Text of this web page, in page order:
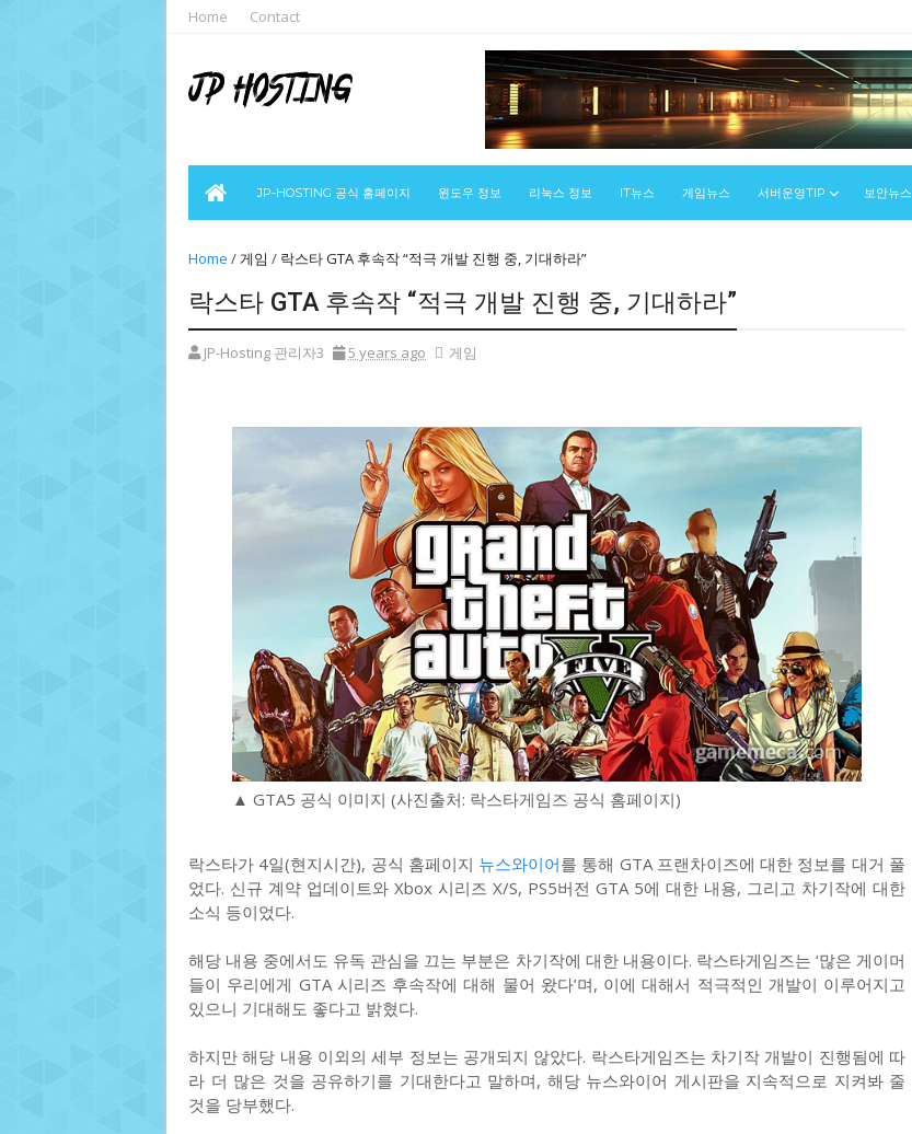
Home Contact
JP-HOSTING 공식 홈페이지 윈도우 정보 리눅스 정보 IT뉴스 게임뉴스 서버운영TIP 보안뉴스
Home /게임 / 락스타 GTA 후속작 “적극 개발 진행 중, 기대하라”
락스타 GTA 후속작 “적극 개발 진행 중, 기대하라”
JP-Hosting 관리자3 5 years ago 게임
▲ GTA5 공식 이미지 (사진출처: 락스타게임즈 공식 홈페이지)
락스타가 4일(현지시간), 공식 홈페이지 뉴스와이어를 통해 GTA 프랜차이즈에 대한 정보를 대거 풀
었다. 신규 계약 업데이트와 Xbox 시리즈 X/S, PS5버전 GTA 5에 대한 내용, 그리고 차기작에 대한
소식 등이었다.
해당 내용 중에서도 유독 관심을 끄는 부분은 차기작에 대한 내용이다. 락스타게임즈는 ‘많은 게이머
들이 우리에게 GTA 시리즈 후속작에 대해 물어 왔다’며, 이에 대해서 적극적인 개발이 이루어지고
있으니 기대해도 좋다고 밝혔다.
하지만 해당 내용 이외의 세부 정보는 공개되지 않았다. 락스타게임즈는 차기작 개발이 진행됨에 따
라 더 많은 것을 공유하기를 기대한다고 말하며, 해당 뉴스와이어 게시판을 지속적으로 지켜봐 줄
것을 당부했다.